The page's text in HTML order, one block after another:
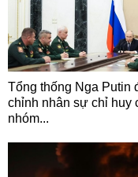
Tổng thống Nga Putin
chỉnh nhân sự chỉ huy
nhóm...